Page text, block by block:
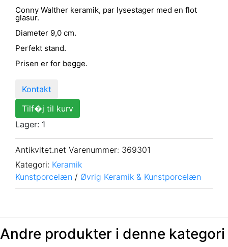
Conny Walther keramik, par lysestager med en flot
glasur.
Diameter 9,0 cm.
Perfekt stand.
Prisen er for begge.
Kontakt
Tilf�j til kurv
Lager: 1
Antikvitet.net Varenummer: 369301
Kategori: Keramik
Kunstporcelæn / Øvrig Keramik & Kunstporcelæn
Andre produkter i denne kategori